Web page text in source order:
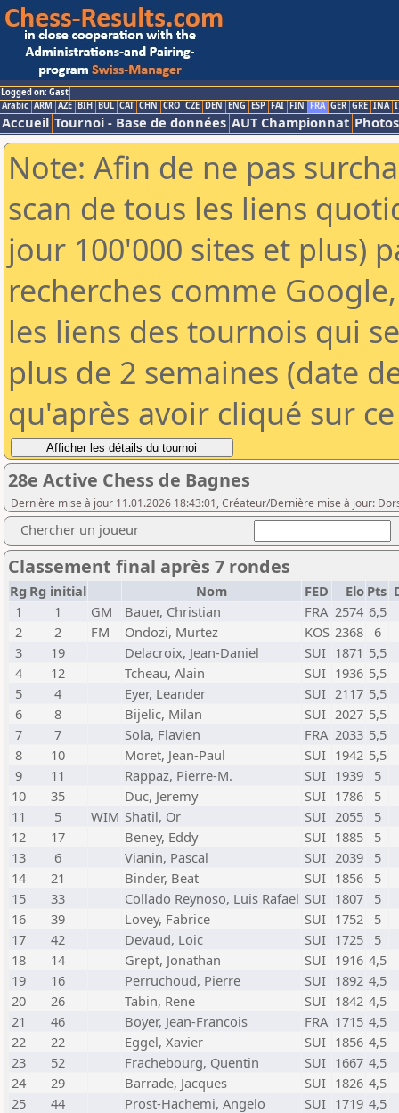
Logged on: Gast
Arabic ARM AZE BIH BUL CAT CHN CRO CZE DEN ENG ESP FAI FIN FRA GER GRE INA
Accueil Tournoi - Base de données AUT Championnat Photos
Note: Afin de ne pas
scan de tous les liens
jour 100'000 sites et plus)
recherches comme
les liens des tournois qui
plus de 2 semaines (date
qu'après avoir cliqué sur
28e Active Chess de Bagnes
Dernière mise à jour 11.01.2026 18:43:01, Créateur/Dernière mise à jour:
Chercher un joueur
Classement final après 7 rondes
Rg Rg initial Nom FED Elo Pts
1
1 GM Bauer, Christian FRA 2574 6,5
2
2 FM Ondozi, Murtez KOS 2368 6
3
19 Delacroix, Jean-Daniel SUI 1871 5,5
4
12 Tcheau, Alain SUI 1936 5,5
5
4 Eyer, Leander SUI 2117 5,5
6
8 Bijelic, Milan SUI 2027 5,5
7
7 Sola, Flavien FRA 2033 5,5
8
10 Moret, Jean-Paul SUI 1942 5,5
9
11 Rappaz, Pierre-M. SUI 1939
5
10
35 Duc, Jeremy SUI 1786
5
11
5 WIM Shatil, Or SUI 2055
5
12
17 Beney, Eddy SUI 1885
5
13
6 Vianin, Pascal SUI 2039
5
14
21 Binder, Beat SUI 1856
5
15
33 Collado Reynoso, Luis Rafael SUI 1807
5
16
39 Lovey, Fabrice SUI 1752
5
17
42 Devaud, Loic SUI 1725
5
18
14 Grept, Jonathan SUI 1916 4,5
19
16 Perruchoud, Pierre SUI 1892 4,5
20
26 Tabin, Rene SUI 1842 4,5
21
46 Boyer, Jean-Francois FRA 1715 4,5
22
22 Eggel, Xavier SUI 1856 4,5
23
52 Frachebourg, Quentin SUI 1667 4,5
24
29 Barrade, Jacques SUI 1826 4,5
25
44 Prost-Hachemi, Angelo SUI 1719 4,5